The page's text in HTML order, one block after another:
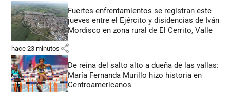
Fuertes enfrentamientos se registran este
jueves entre el Ejército y disidencias de Iván
Mordisco en zona rural de El Cerrito, Valle
hace 23 minutos share
De reina del salto alto a dueña de las vallas:
María Fernanda Murillo hizo historia en
Centroamericanos